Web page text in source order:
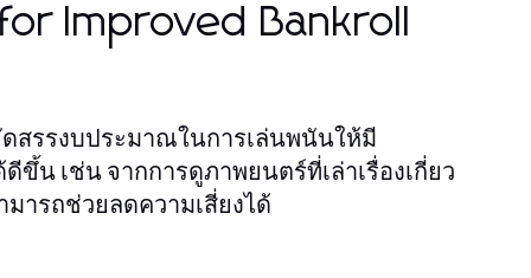
Improved Bankroll
สรรงบประมาณในการเล่นพนันให้มี
น เช่น จากการดูภาพยนตร์ที่เล่าเรื่องเกี่ยว
ารถช่วยลดความเสี่ยงได้